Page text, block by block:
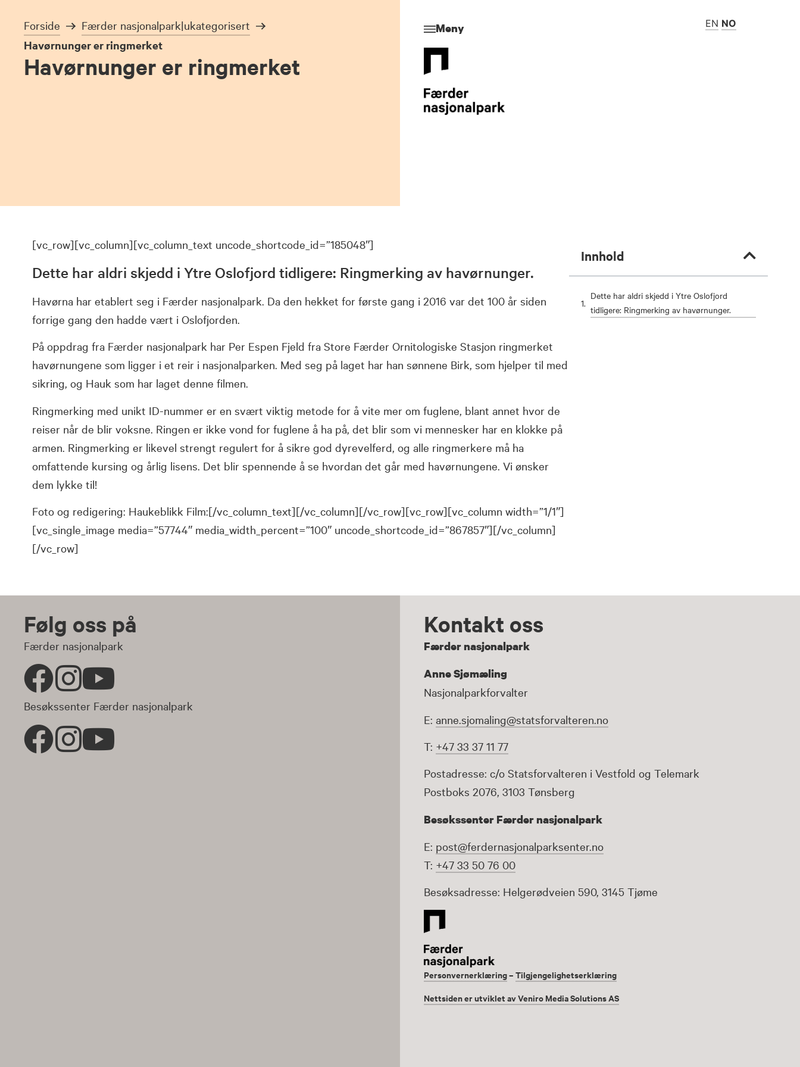
Forside Færder nasjonalpark|ukategorisert
Havørnunger er ringmerket
Havørnunger er ringmerket
Meny EN NO
[vc_row][vc_column][vc_column_text uncode_shortcode_id=”185048″]
Dette har aldri skjedd i Ytre Oslofjord tidligere: Ringmerking av havørnunger.
Havørna har etablert seg i Færder nasjonalpark. Da den hekket for første gang i 2016 var det 100 år siden
forrige gang den hadde vært i Oslofjorden.
På oppdrag fra Færder nasjonalpark har Per Espen Fjeld fra Store Færder Ornitologiske Stasjon ringmerket
havørnungene som ligger i et reir i nasjonalparken. Med seg på laget har han sønnene Birk, som hjelper til med
sikring, og Hauk som har laget denne filmen.
Ringmerking med unikt ID-nummer er en svært viktig metode for å vite mer om fuglene, blant annet hvor de
reiser når de blir voksne. Ringen er ikke vond for fuglene å ha på, det blir som vi mennesker har en klokke på
armen. Ringmerking er likevel strengt regulert for å sikre god dyrevelferd, og alle ringmerkere må ha
omfattende kursing og årlig lisens. Det blir spennende å se hvordan det går med havørnungene. Vi ønsker
dem lykke til!
Foto og redigering: Haukeblikk Film:[/vc_column_text][/vc_column][/vc_row][vc_row][vc_column width=”1/1″]
[vc_single_image media=”57744″ media_width_percent=”100″ uncode_shortcode_id=”867857″][/vc_column]
[/vc_row]
Innhold
Dette har aldri skjedd i Ytre Oslofjord
tidligere: Ringmerking av havørnunger.
Følg oss på
Færder nasjonalpark
Besøkssenter Færder nasjonalpark
Kontakt oss
Færder nasjonalpark
Anne Sjømæling
Nasjonalparkforvalter
E:anne.sjomaling@statsforvalteren.no
T: +47 33 37 11 77
Postadresse: c/o Statsforvalteren i Vestfold og Telemark
Postboks 2076, 3103 Tønsberg
Besøkssenter Færder nasjonalpark
E: post@ferdernasjonalparksenter.no
T: +47 33 50 76 00
Besøksadresse: Helgerødveien 590, 3145 Tjøme
Personvernerklæring–Tilgjengelighetserklæring
Nettsiden er utviklet av Veniro Media Solutions AS